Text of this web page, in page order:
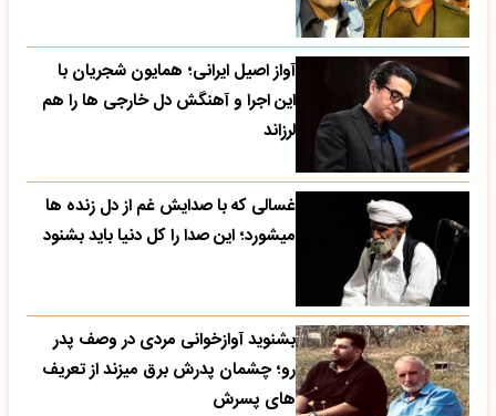
آواز اصیل ایرانی؛ همایون شجریان با
این اجرا و آهنگش دل خارجی ها را هم
لرزاند
غسالی که با صدایش غم از دل زنده ها
میشورد؛ این صدا را کل دنیا باید بشنود
بشنوید آوازخوانی مردی در وصف پدر
رو؛ چشمان پدرش برق میزند از تعریف
های پسرش